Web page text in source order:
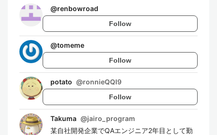
@renbowroad
Follow
@tomeme
Follow
potato @ronnieQQI9
Follow
Takuma @jairo_program
某自社開発企業でQAエンジニア2年目として勤